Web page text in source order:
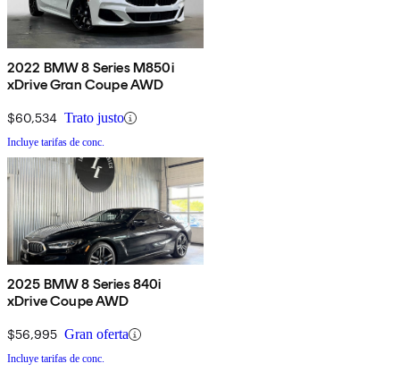
2022 BMW 8 Series M850i
xDrive Gran Coupe AWD
$60,534 Trato justo
Incluye tarifas de conc.
2025 BMW 8 Series 840i
xDrive Coupe AWD
$56,995 Gran oferta
Incluye tarifas de conc.